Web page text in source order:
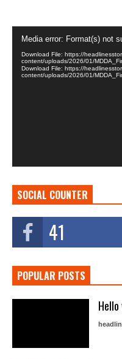
Player
Media error: Format(s) not
Download File: https://
content/uploads/2026/01/
Download File: https://
content/uploads/2026/01/
SOCIAL COUNTER
41
POPULAR POSTS